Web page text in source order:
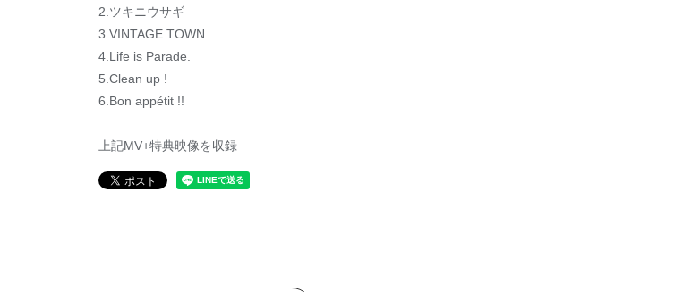
2.ツキニウサギ
3.VINTAGE TOWN
4.Life is Parade.
5.Clean up !
6.Bon appétit !!
上記MV+特典映像を収録